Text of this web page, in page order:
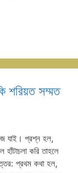
শরিয়ত সম্মত
যাই। প্রশ্ন হল,
হাঁটাচলা করি তাহলে
প্রথম কথা হল,